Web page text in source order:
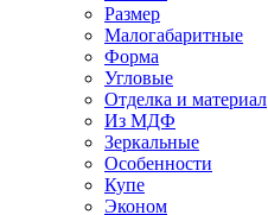
Размер
Малогабаритные
Форма
Угловые
Отделка и материал
Из МДФ
Зеркальные
Особенности
Купе
Эконом